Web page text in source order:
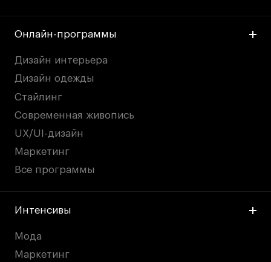
Онлайн-программы
Дизайн интерьера
Дизайн одежды
Стайлинг
Современная живопись
UX/UI-дизайн
Маркетинг
Все программы
Интенсивы
Мода
Маркетинг